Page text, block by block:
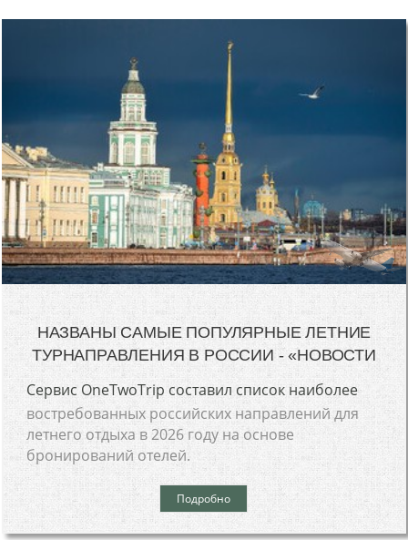
НАЗВАНЫ САМЫЕ ПОПУЛЯРНЫЕ ЛЕТНИЕ
ТУРНАПРАВЛЕНИЯ В РОССИИ - «НОВОСТИ
Сервис OneTwoTrip составил список наиболее
востребованных российских направлений для
летнего отдыха в 2026 году на основе
бронирований отелей.
Подробно